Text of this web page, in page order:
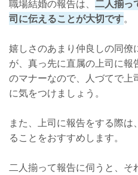
職場結婚の報告は、 二人揃っ
司に伝えることが大切です。
嬉しさのあまり仲良しの同
が、真っ先に直属の上司に
のマナーなので、人づてで上
に気をつけましょう。
また、上司に報告をする際は
ることをおすすめします。
二人揃って報告に伺うと、そ